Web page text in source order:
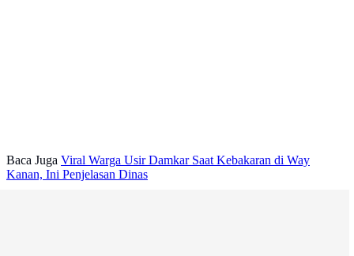
Baca Juga Viral Warga Usir Damkar Saat Kebakaran di Way
Kanan, Ini Penjelasan Dinas